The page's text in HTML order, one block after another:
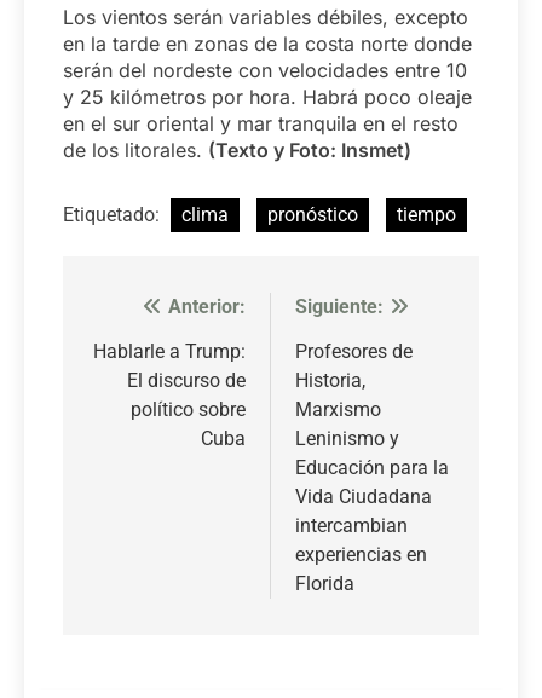
Los vientos serán variables débiles, excepto
en la tarde en zonas de la costa norte donde
serán del nordeste con velocidades entre 10
y 25 kilómetros por hora. Habrá poco oleaje
en el sur oriental y mar tranquila en el resto
de los litorales. (Texto y Foto: Insmet)
Etiquetado: clima pronóstico tiempo
Navegación
de
entradas
Anterior:
Hablarle a Trump:
El discurso de
político sobre
Cuba
Siguiente:
Profesores de
Historia,
Marxismo
Leninismo y
Educación para la
Vida Ciudadana
intercambian
experiencias en
Florida